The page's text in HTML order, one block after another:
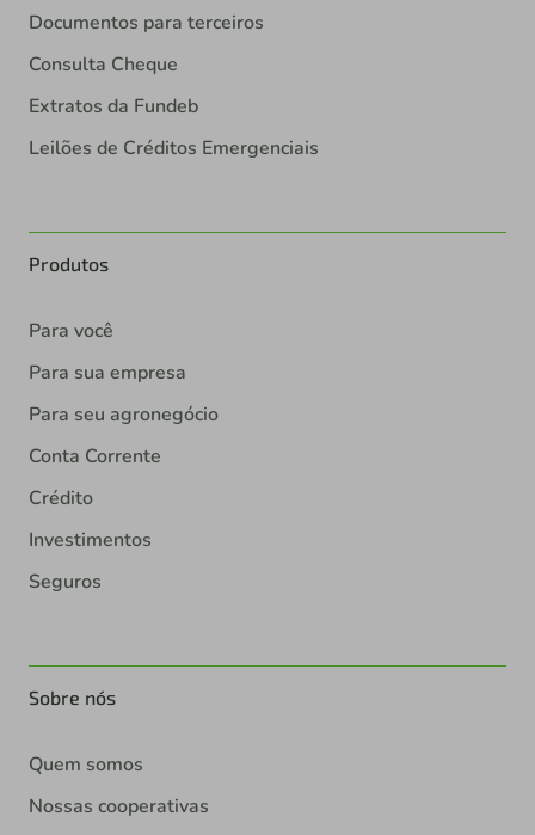
Documentos para terceiros
Consulta Cheque
Extratos da Fundeb
Leilões de Créditos Emergenciais
Produtos
Para você
Para sua empresa
Para seu agronegócio
Conta Corrente
Crédito
Investimentos
Seguros
Sobre nós
Quem somos
Nossas cooperativas